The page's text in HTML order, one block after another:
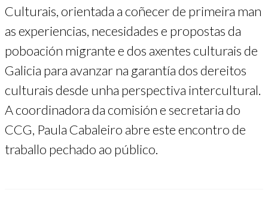
Culturais, orientada a coñecer de primeira man
as experiencias, necesidades e propostas da
poboación migrante e dos axentes culturais de
Galicia para avanzar na garantía dos dereitos
culturais desde unha perspectiva intercultural.
A coordinadora da comisión e secretaria do
CCG, Paula Cabaleiro abre este encontro de
traballo pechado ao público.